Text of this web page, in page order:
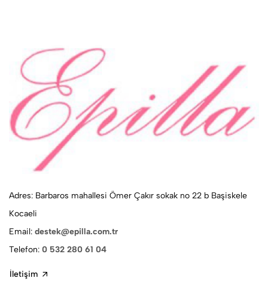
Adres: Barbaros mahallesi Ömer Çakır sokak no 22 b Başiskele
Kocaeli
Email: destek@epilla.com.tr
Telefon: 0 532 280 61 04
İletişim